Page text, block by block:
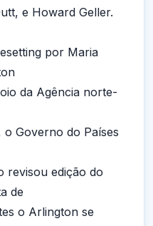
e Howard Geller.
por Maria
da Agência norte-
Governo do Países
revisou edição do
de
o Arlington se